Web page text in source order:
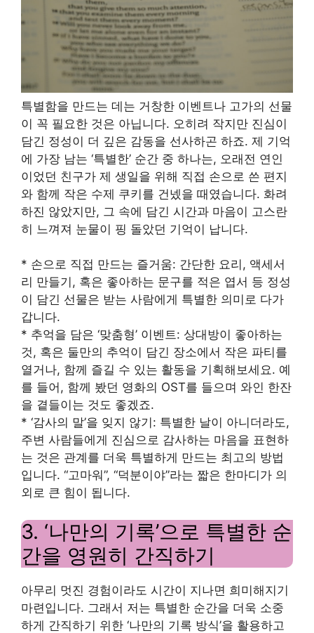
특별함을 만드는 데는 거창한 이벤트나 고가의 선물
이 꼭 필요한 것은 아닙니다. 오히려 작지만 진심이
담긴 정성이 더 깊은 감동을 선사하곤 하죠. 제 기억
에 가장 남는 ‘특별한’ 순간 중 하나는, 오래전 연인
이었던 친구가 제 생일을 위해 직접 손으로 쓴 편지
와 함께 작은 수제 쿠키를 건넸을 때였습니다. 화려
하진 않았지만, 그 속에 담긴 시간과 마음이 고스란
히 느껴져 눈물이 핑 돌았던 기억이 납니다.
* 손으로 직접 만드는 즐거움: 간단한 요리, 액세서
리 만들기, 혹은 좋아하는 문구를 적은 엽서 등 정성
이 담긴 선물은 받는 사람에게 특별한 의미로 다가
갑니다.
* 추억을 담은 ‘맞춤형’ 이벤트: 상대방이 좋아하는
것, 혹은 둘만의 추억이 담긴 장소에서 작은 파티를
열거나, 함께 즐길 수 있는 활동을 기획해보세요. 예
를 들어, 함께 봤던 영화의 OST를 들으며 와인 한잔
을 곁들이는 것도 좋겠죠.
* ‘감사의 말’을 잊지 않기: 특별한 날이 아니더라도,
주변 사람들에게 진심으로 감사하는 마음을 표현하
는 것은 관계를 더욱 특별하게 만드는 최고의 방법
입니다. “고마워”, “덕분이야”라는 짧은 한마디가 의
외로 큰 힘이 됩니다.
3. ‘나만의 기록’으로 특별한 순
간을 영원히 간직하기
아무리 멋진 경험이라도 시간이 지나면 희미해지기
마련입니다. 그래서 저는 특별한 순간을 더욱 소중
하게 간직하기 위한 ‘나만의 기록 방식’을 활용하고